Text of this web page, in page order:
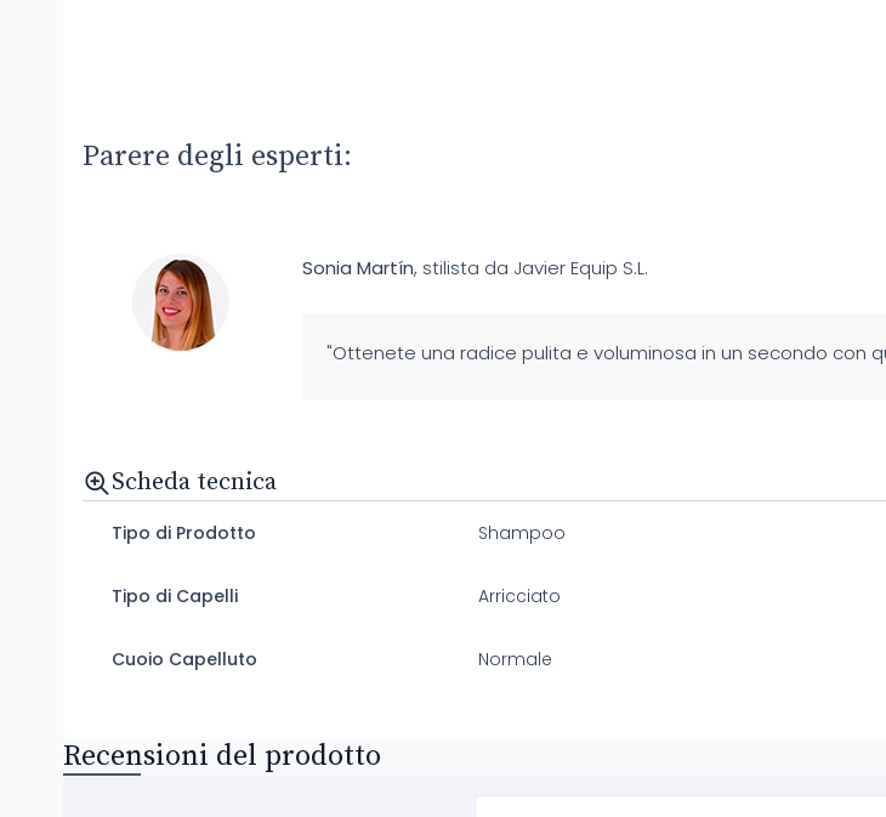
Parere degli esperti:
Sonia Martín, stilista da Javier Equip S.L.
"Ottenete una radice pulita e voluminosa in un secondo con
Scheda tecnica
Tipo di Prodotto Shampoo
Tipo di Capelli Arricciato
Cuoio Capelluto Normale
Recensioni del prodotto